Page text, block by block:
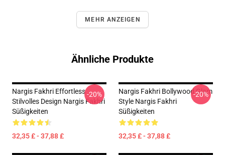
MEHR ANZEIGEN
Ähnliche Produkte
Nargis Fakhri Effortless
Stilvolles Design Nargis Fakhri
Süßigkeiten
32,35 £ - 37,88 £
-20%
Nargis Fakhri Bollywood Glam
Style Nargis Fakhri
Süßigkeiten
32,35 £ - 37,88 £
-20%